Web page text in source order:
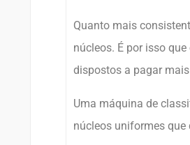
Quanto mais
núcleos. É por isso
dispostos a pagar
Uma máquina de
núcleos uniformes que